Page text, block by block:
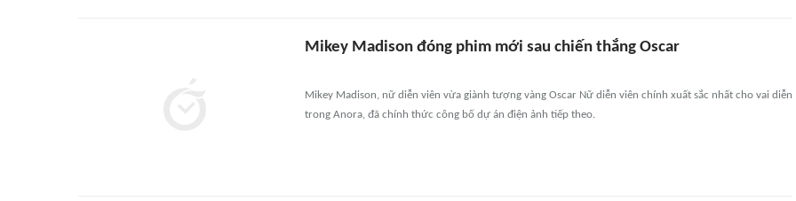
Mikey Madison đóng phim mới sau chiến thắng Oscar
Mikey Madison, nữ diễn viên vừa giành tượng vàng Oscar Nữ diễn viên chính xuất sắc nhất cho vai diễn
trong Anora, đã chính thức công bố dự án điện ảnh tiếp theo.